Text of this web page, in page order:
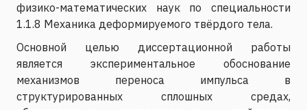
физико-математических наук по специальности
1.1.8 Механика деформируемого твёрдого тела.
Основной целью диссертационной работы
является экспериментальное обоснование
механизмов переноса импульса в
структурированных сплошных средах,